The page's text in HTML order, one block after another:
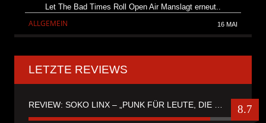
Let The Bad Times Roll Open Air Manslagt erneut..
ALLGEMEIN 16 MAI
LETZTE REVIEWS
8.7